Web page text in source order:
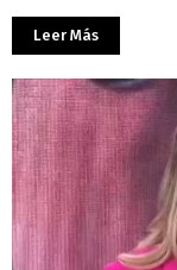
Leer Más